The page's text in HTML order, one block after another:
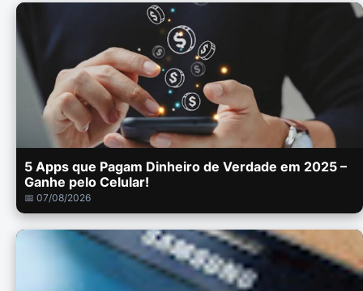
5 Apps que Pagam Dinheiro de Verdade em 2025 –
Ganhe pelo Celular!
📅 07/08/2026